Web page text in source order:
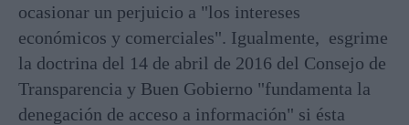
ocasionar un perjuicio a "los intereses
económicos y comerciales". Igualmente, esgrime
la doctrina del 14 de abril de 2016 del Consejo de
Transparencia y Buen Gobierno "fundamenta la
denegación de acceso a información" si ésta